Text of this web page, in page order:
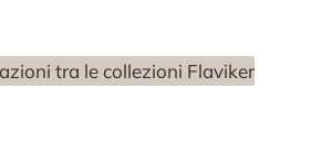
tra le collezioni Flaviker